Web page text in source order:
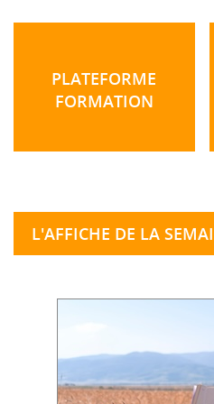
PLATEFORME
FORMATION
L'AFFICHE DE LA